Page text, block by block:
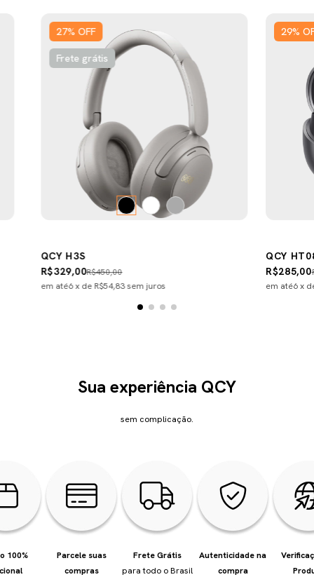
27% OFF
Frete grátis
QCY H3S
R$450,00
R$329,00
em até6x de R$54,83sem juros
29%
QCY
R$285,00
em até6 x
Sua experiência QCY
sem complicação.
100%
Parcele suas
compras
Frete Grátis
para todo o Brasil
Autenticidade na
compra